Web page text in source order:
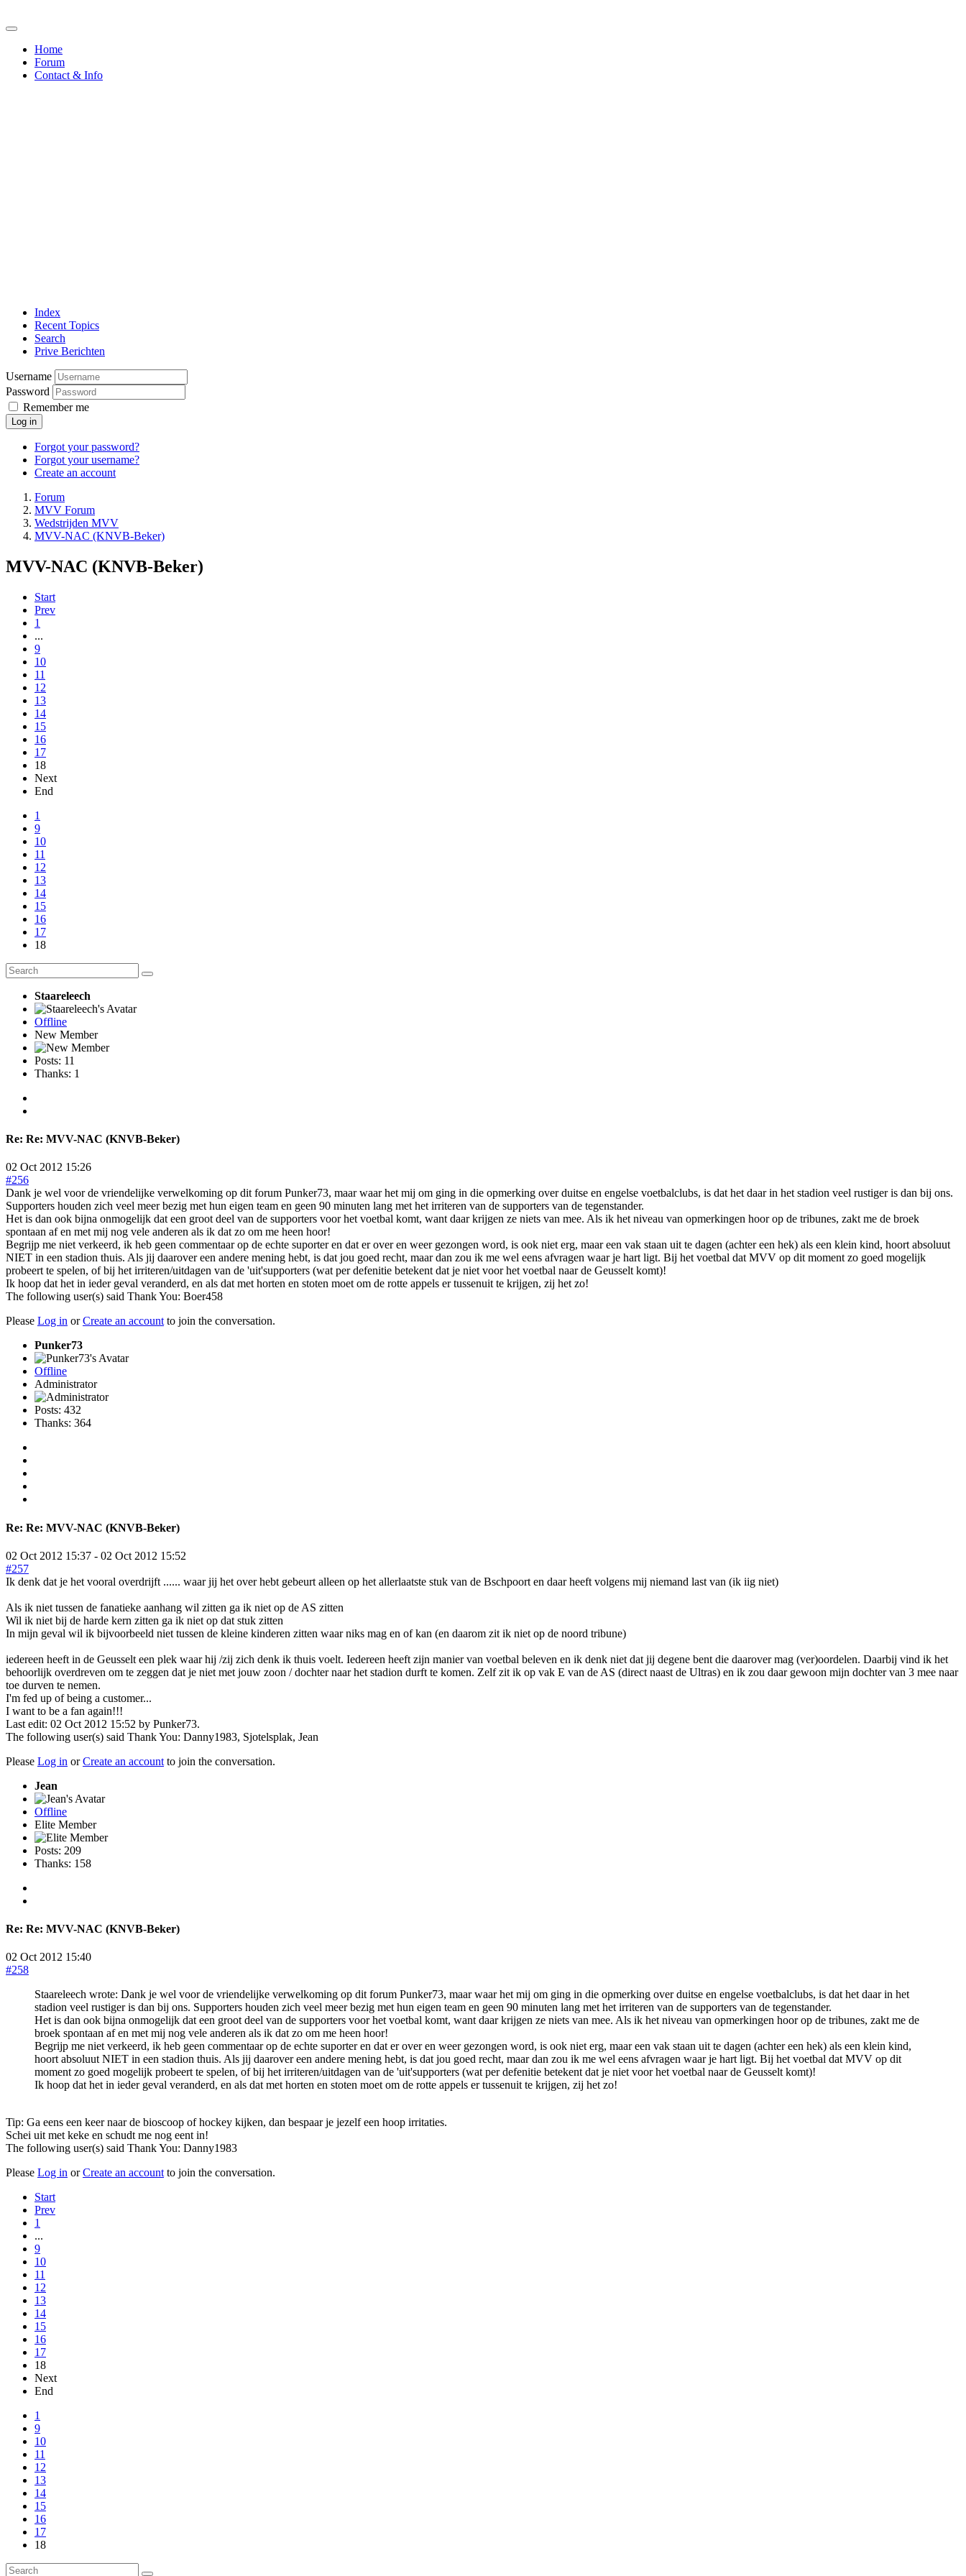
Home
Forum
Contact & Info
Index
Recent Topics
Search
Prive Berichten
Username
Password
Remember me
Log in
Forgot your password?
Forgot your username?
Create an account
Forum
MVV Forum
Wedstrijden MVV
MVV-NAC (KNVB-Beker)
MVV-NAC (KNVB-Beker)
Start
Prev
1
...
9
10
11
12
13
14
15
16
17
18
Next
End
1
9
10
11
12
13
14
15
16
17
18
Staareleech
Offline
New Member
Posts: 11
Thanks: 1
Re: Re: MVV-NAC (KNVB-Beker)
02 Oct 2012 15:26
#256
Dank je wel voor de vriendelijke verwelkoming op dit forum Punker73, maar waar het mij om ging in die opmerking over duitse en engelse voetbalclubs, is dat het daar in het stadion veel rustiger is dan bij ons.
Supporters houden zich veel meer bezig met hun eigen team en geen 90 minuten lang met het irriteren van de supporters van de tegenstander.
Het is dan ook bijna onmogelijk dat een groot deel van de supporters voor het voetbal komt, want daar krijgen ze niets van mee. Als ik het niveau van opmerkingen hoor op de tribunes, zakt me de broek
spontaan af en met mij nog vele anderen als ik dat zo om me heen hoor!
Begrijp me niet verkeerd, ik heb geen commentaar op de echte suporter en dat er over en weer gezongen word, is ook niet erg, maar een vak staan uit te dagen (achter een hek) als een klein kind, hoort absoluut
NIET in een stadion thuis. Als jij daarover een andere mening hebt, is dat jou goed recht, maar dan zou ik me wel eens afvragen waar je hart ligt. Bij het voetbal dat MVV op dit moment zo goed mogelijk
probeert te spelen, of bij het irriteren/uitdagen van de 'uit'supporters (wat per defenitie betekent dat je niet voor het voetbal naar de Geusselt komt)!
Ik hoop dat het in ieder geval veranderd, en als dat met horten en stoten moet om de rotte appels er tussenuit te krijgen, zij het zo!
The following user(s) said Thank You: Boer458
Please Log in orCreate an account to join the conversation.
Punker73
Offline
Administrator
Posts: 432
Thanks: 364
Re: Re: MVV-NAC (KNVB-Beker)
02 Oct 2012 15:37 - 02 Oct 2012 15:52
#257
Ik denk dat je het vooral overdrijft ...... waar jij het over hebt gebeurt alleen op het allerlaatste stuk van de Bschpoort en daar heeft volgens mij niemand last van (ik iig niet)
Als ik niet tussen de fanatieke aanhang wil zitten ga ik niet op de AS zitten
Wil ik niet bij de harde kern zitten ga ik niet op dat stuk zitten
In mijn geval wil ik bijvoorbeeld niet tussen de kleine kinderen zitten waar niks mag en of kan (en daarom zit ik niet op de noord tribune)
iedereen heeft in de Geusselt een plek waar hij /zij zich denk ik thuis voelt. Iedereen heeft zijn manier van voetbal beleven en ik denk niet dat jij degene bent die daarover mag (ver)oordelen. Daarbij vind ik het
behoorlijk overdreven om te zeggen dat je niet met jouw zoon / dochter naar het stadion durft te komen. Zelf zit ik op vak E van de AS (direct naast de Ultras) en ik zou daar gewoon mijn dochter van 3 mee naar
toe durven te nemen.
I'm fed up of being a customer...
I want to be a fan again!!!
Last edit: 02 Oct 2012 15:52 by Punker73.
The following user(s) said Thank You: Danny1983, Sjotelsplak, Jean
Please Log in orCreate an account to join the conversation.
Jean
Offline
Elite Member
Posts: 209
Thanks: 158
Re: Re: MVV-NAC (KNVB-Beker)
02 Oct 2012 15:40
#258
Staareleech wrote: Dank je wel voor de vriendelijke verwelkoming op dit forum Punker73, maar waar het mij om ging in die opmerking over duitse en engelse voetbalclubs, is dat het daar in het
stadion veel rustiger is dan bij ons. Supporters houden zich veel meer bezig met hun eigen team en geen 90 minuten lang met het irriteren van de supporters van de tegenstander.
Het is dan ook bijna onmogelijk dat een groot deel van de supporters voor het voetbal komt, want daar krijgen ze niets van mee. Als ik het niveau van opmerkingen hoor op de tribunes, zakt me de
broek spontaan af en met mij nog vele anderen als ik dat zo om me heen hoor!
Begrijp me niet verkeerd, ik heb geen commentaar op de echte suporter en dat er over en weer gezongen word, is ook niet erg, maar een vak staan uit te dagen (achter een hek) als een klein kind,
hoort absoluut NIET in een stadion thuis. Als jij daarover een andere mening hebt, is dat jou goed recht, maar dan zou ik me wel eens afvragen waar je hart ligt. Bij het voetbal dat MVV op dit
moment zo goed mogelijk probeert te spelen, of bij het irriteren/uitdagen van de 'uit'supporters (wat per defenitie betekent dat je niet voor het voetbal naar de Geusselt komt)!
Ik hoop dat het in ieder geval veranderd, en als dat met horten en stoten moet om de rotte appels er tussenuit te krijgen, zij het zo!
Tip: Ga eens een keer naar de bioscoop of hockey kijken, dan bespaar je jezelf een hoop irritaties.
Schei uit met keke en schudt me nog eent in!
The following user(s) said Thank You: Danny1983
Please Log in orCreate an accountto join the conversation.
Start
Prev
1
...
9
10
11
12
13
14
15
16
17
18
Next
End
1
9
10
11
12
13
14
15
16
17
18